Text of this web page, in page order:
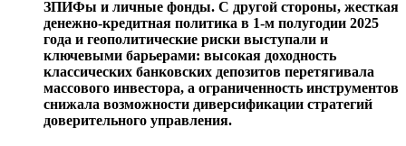
ЗПИФы и личные фонды. С другой стороны, жесткая
денежно-кредитная политика в 1-м полугодии 2025
года и геополитические риски выступали и
ключевыми барьерами: высокая доходность
классических банковских депозитов перетягивала
массового инвестора, а ограниченность инструментов
снижала возможности диверсификации стратегий
доверительного управления.